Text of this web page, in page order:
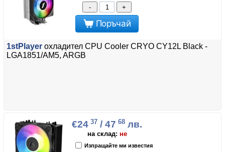
-
+
Поръчай
1stPlayer охладител CPU Cooler CRYO CY12L Black -
LGA1851/AM5, ARGB
€24 37 / 47 68 лв.
на склад: не
Изпращайте ми известия